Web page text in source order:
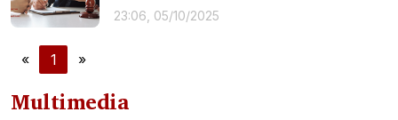
23:06, 05/10/2025
« 1 »
Multimedia